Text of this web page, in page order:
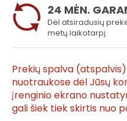
24 MĖN.
Dėl atsiradusių
metų laikotarpį.
Prekių spalva
nuotraukose dėl Jūsų
įrenginio ekrano
gali šiek tiek skirtis nuo